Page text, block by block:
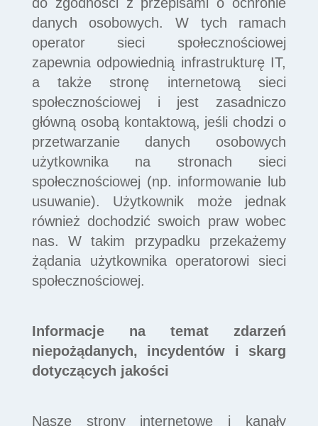
danych osobowych. W tych ramach
operator sieci społecznościowej
zapewnia odpowiednią infrastrukturę IT,
a także stronę internetową sieci
społecznościowej i jest zasadniczo
główną osobą kontaktową, jeśli chodzi o
przetwarzanie danych osobowych
użytkownika na stronach sieci
społecznościowej (np. informowanie lub
usuwanie). Użytkownik może jednak
również dochodzić swoich praw wobec
nas. W takim przypadku przekażemy
żądania użytkownika operatorowi sieci
społecznościowej.
Informacje na temat zdarzeń
niepożądanych, incydentów i skarg
dotyczących jakości
Nasze strony internetowe i kanały